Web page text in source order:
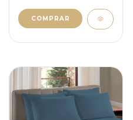
COMPRAR